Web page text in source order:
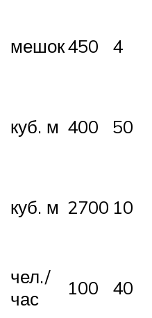
мешок450 4
куб. м 400 50
куб. м 2700 10
чел./
час
100 40